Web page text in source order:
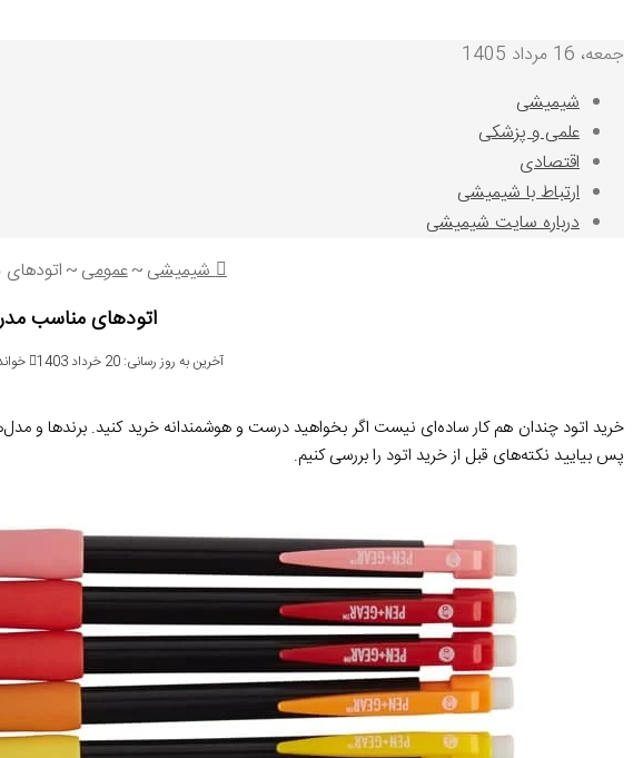
جمعه، 16 مرداد 1405
شیمیشی
علمی و پزشکی
اقتصادی
ارتباط با شیمیشی
درباره سایت شیمیشی
شیمیشی~عمومی~
اتودهای مناسب
آخرین به روز رسانی: 20 خرداد 1403 خواندن
خرید اتود چندان هم کار ساده‌ای نیست اگر بخواهید درست و هوشمندانه خرید کنید. برندها و
پس بیایید نکته‌های قبل از خرید اتود را بررسی کنیم.